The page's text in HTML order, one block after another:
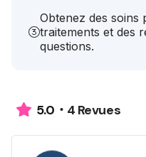
Obtenez des soins
traitements et des
questions.
5.0 4 Revues